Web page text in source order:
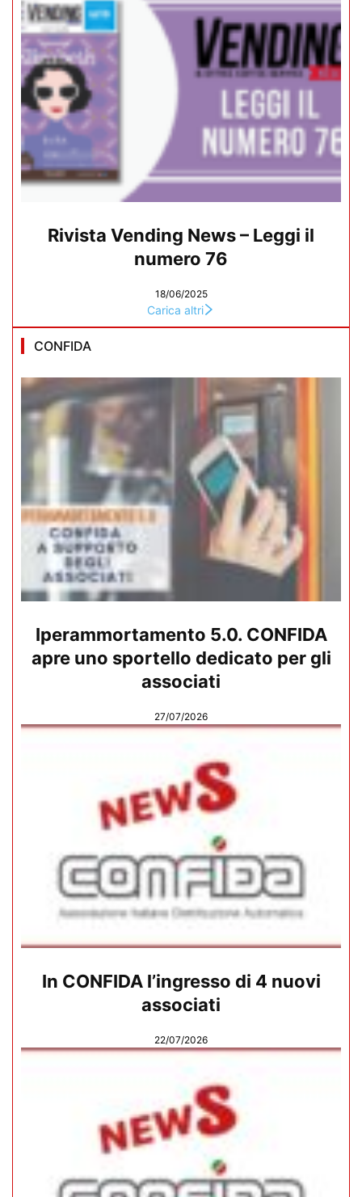
Rivista Vending News – Leggi il
numero 76
18/06/2025
Carica altri
CONFIDA
Iperammortamento 5.0. CONFIDA
apre uno sportello dedicato per gli
associati
27/07/2026
In CONFIDA l’ingresso di 4 nuovi
associati
22/07/2026